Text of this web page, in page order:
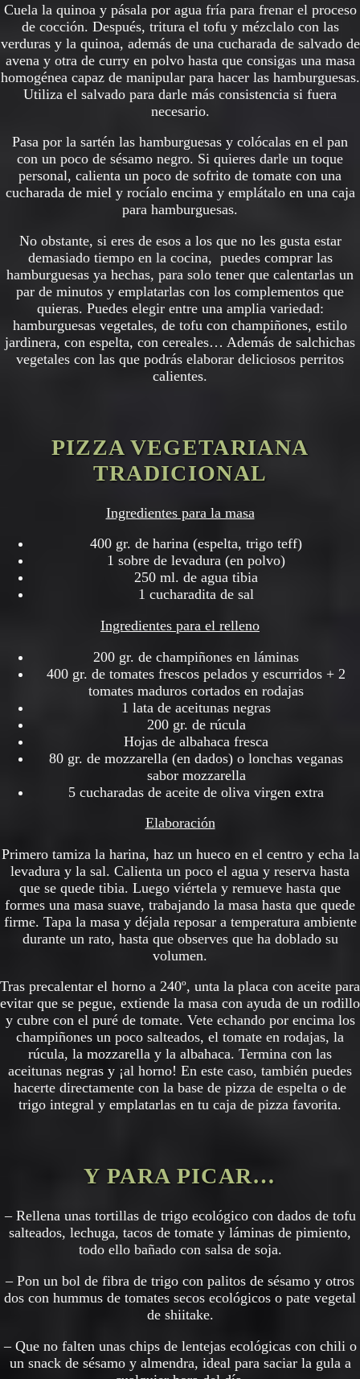
Cuela la quinoa y pásala por agua fría para frenar el proceso
de cocción. Después, tritura el tofu y mézclalo con las
verduras y la quinoa, además de una cucharada de salvado de
avena y otra de curry en polvo hasta que consigas una masa
homogénea capaz de manipular para hacer las hamburguesas.
Utiliza el salvado para darle más consistencia si fuera
necesario.
Pasa por la sartén las hamburguesas y colócalas en el pan
con un poco de sésamo negro. Si quieres darle un toque
personal, calienta un poco de sofrito de tomate con una
cucharada de miel y rocíalo encima y emplátalo en una caja
para hamburguesas.
No obstante, si eres de esos a los que no les gusta estar
demasiado tiempo en la cocina, puedes comprar las
hamburguesas ya hechas, para solo tener que calentarlas un
par de minutos y emplatarlas con los complementos que
quieras. Puedes elegir entre una amplia variedad:
hamburguesas vegetales, de tofu con champiñones, estilo
jardinera, con espelta, con cereales… Además de salchichas
vegetales con las que podrás elaborar deliciosos perritos
calientes.
PIZZA VEGETARIANA
TRADICIONAL
Ingredientes para la masa
400 gr. de harina (espelta, trigo teff)
1 sobre de levadura (en polvo)
250 ml. de agua tibia
1 cucharadita de sal
Ingredientes para el relleno
200 gr. de champiñones en láminas
400 gr. de tomates frescos pelados y escurridos + 2
tomates maduros cortados en rodajas
1 lata de aceitunas negras
200 gr. de rúcula
Hojas de albahaca fresca
80 gr. de mozzarella (en dados) o lonchas veganas
sabor mozzarella
5 cucharadas de aceite de oliva virgen extra
Elaboración
Primero tamiza la harina, haz un hueco en el centro y echa la
levadura y la sal. Calienta un poco el agua y reserva hasta
que se quede tibia. Luego viértela y remueve hasta que
formes una masa suave, trabajando la masa hasta que quede
firme. Tapa la masa y déjala reposar a temperatura ambiente
durante un rato, hasta que observes que ha doblado su
volumen.
Tras precalentar el horno a 240º, unta la placa con aceite para
evitar que se pegue, extiende la masa con ayuda de un rodillo
y cubre con el puré de tomate. Vete echando por encima los
champiñones un poco salteados, el tomate en rodajas, la
rúcula, la mozzarella y la albahaca. Termina con las
aceitunas negras y ¡al horno! En este caso, también puedes
hacerte directamente con la base de pizza de espelta o de
trigo integral y emplatarlas en tu caja de pizza favorita.
Y PARA PICAR…
– Rellena unas tortillas de trigo ecológico con dados de tofu
salteados, lechuga, tacos de tomate y láminas de pimiento,
todo ello bañado con salsa de soja.
– Pon un bol de fibra de trigo con palitos de sésamo y otros
dos con hummus de tomates secos ecológicos o pate vegetal
de shiitake.
– Que no falten unas chips de lentejas ecológicas con chili o
un snack de sésamo y almendra, ideal para saciar la gula a